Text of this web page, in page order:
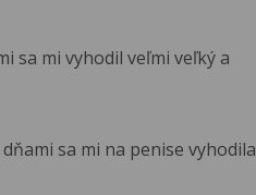
sa mi vyhodil veľmi veľký a
sa mi na penise vyhodila